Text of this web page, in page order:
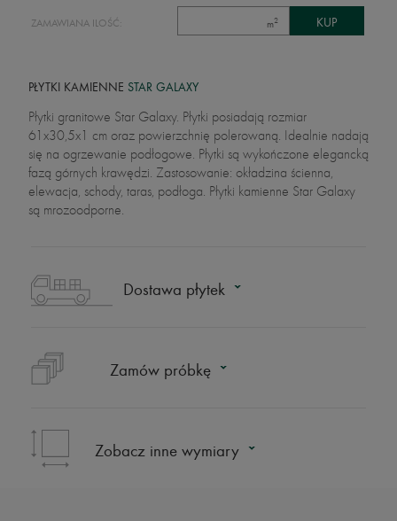
ZAMAWIANA ILOŚĆ: m2
PŁYTKI KAMIENNE STAR GALAXY
Płytki granitowe Star Galaxy. Płytki posiadają rozmiar
61x30,5x1 cm oraz powierzchnię polerowaną. Idealnie nadają
się na ogrzewanie podłogowe. Płytki są wykończone elegancką
fazą górnych krawędzi. Zastosowanie: okładzina ścienna,
elewacja, schody, taras, podłoga. Płytki kamienne Star Galaxy
są mrozoodporne.
Dostawa płytek
Zamów próbkę
Zobacz inne wymiary